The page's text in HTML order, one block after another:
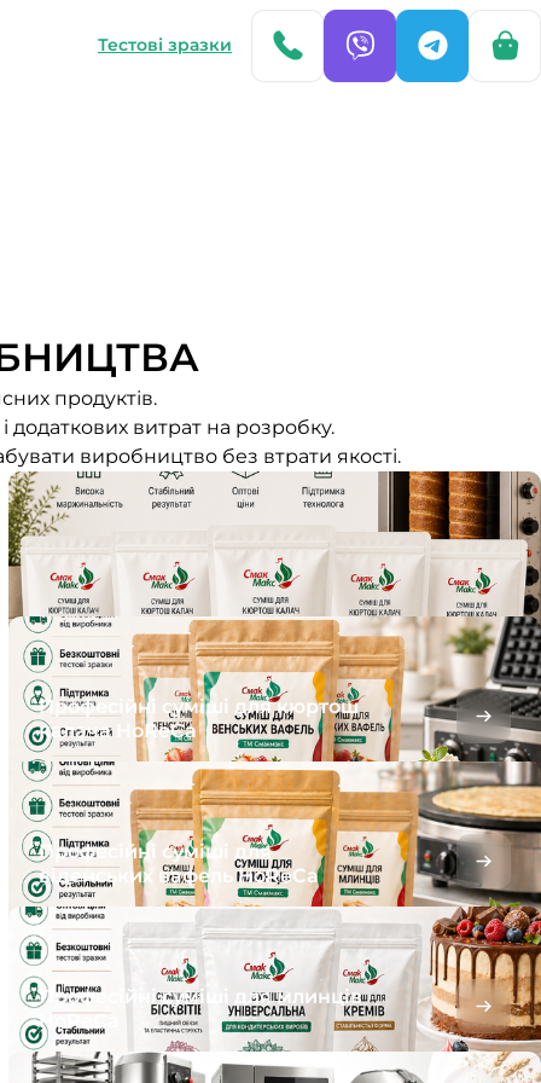
Тестові зразки
продуктів.
додаткових витрат на розробку.
виробництво без втрати якості.
Професійні суміші для кюртош
калача HoReCa
Професійні суміші для
віденських вафель HoReCa
Професійні суміші для млинців
HoReCa